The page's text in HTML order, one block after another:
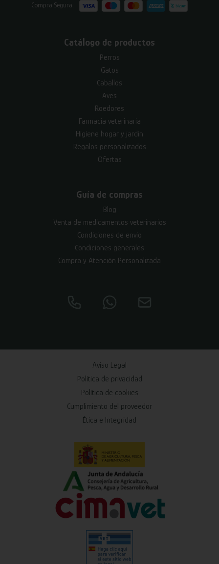
Compra Segura:
Catálogo de productos
Perros
Gatos
Caballos
Aves
Roedores
Farmacia veterinaria
Higiene hogar y jardín
Regalos personalizados
Ofertas
Guía de compras
Blog
Venta de medicamentos veterinarios
Condiciones de envío
Condiciones generales
Compra y Atención Personalizada
Aviso Legal
Política de privacidad
Política de cookies
Cumplimiento del proveedor
Ética e Integridad